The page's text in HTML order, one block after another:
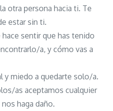
otra persona hacia ti. Te
estar sin ti.
sentir que has tenido
a, y cómo vas a
y miedo a quedarte solo/a.
as aceptamos cualquier
haga daño.